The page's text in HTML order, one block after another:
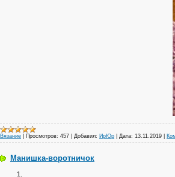
Вязание Просмотров: 457 Добавил: ИрЮр Дата: 13.11.2019
Манишка-воротничок